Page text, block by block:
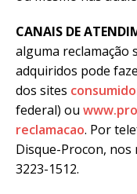
CANAIS DE
alguma reclamação
adquiridos pode
dos sites
federal) ou
reclamacao. Por
Disque-Procon, nos
3223-1512.